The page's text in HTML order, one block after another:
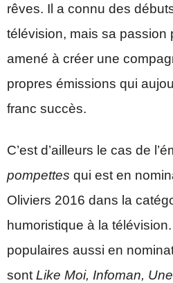
rêves. Il a connu des
télévision, mais sa passion
amené à créer une
propres émissions qui
franc succès.
C’est d’ailleurs le cas de
pompettes qui est en
Oliviers 2016 dans la
humoristique à la
populaires aussi en
sont Like Moi, Infoman,